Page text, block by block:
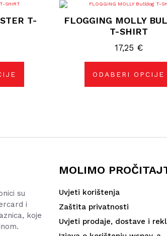
T-
FLOGGING MOLLY
T-SHIRT
17,25 €
ODABERI OPCIJE
Ovaj
ima
varijanti.
se
na
proizvoda
su
i
koje
MOLIMO
Uvjeti korištenja
Zaštita privatnosti
Uvjeti prodaje, dostave i